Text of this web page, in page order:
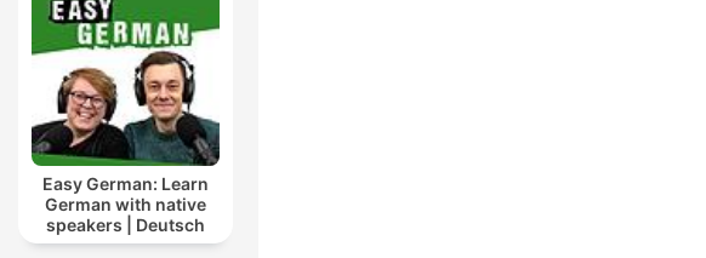
Easy German: Learn
German with native
speakers | Deutsch
lernen mit